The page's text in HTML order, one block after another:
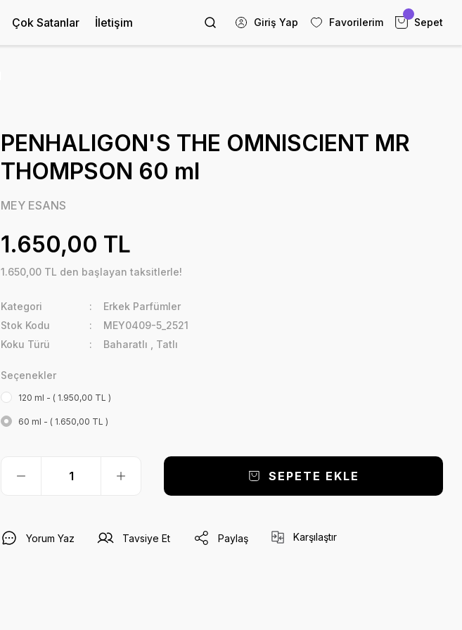
Çok Satanlar İletişim Giriş Yap Favorilerim Sepet
PENHALIGON'S THE OMNISCIENT MR
THOMPSON 60 ml
MEY ESANS
1.650,00 TL
1.650,00 TL den başlayan taksitlerle!
Kategori
Erkek Parfümler
Stok Kodu
MEY0409-5_2521
Koku Türü
Baharatlı Tatlı
Seçenekler
120 ml - ( 1.950,00 TL )
60 ml - ( 1.650,00 TL )
SEPETE EKLE
Yorum Yaz Tavsiye Et Paylaş Karşılaştır